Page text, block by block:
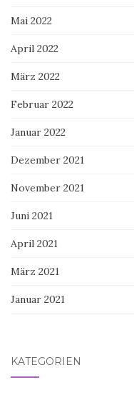
Mai 2022
April 2022
März 2022
Februar 2022
Januar 2022
Dezember 2021
November 2021
Juni 2021
April 2021
März 2021
Januar 2021
KATEGORIEN